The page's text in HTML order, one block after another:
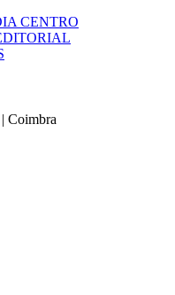
CENTRO
Coimbra